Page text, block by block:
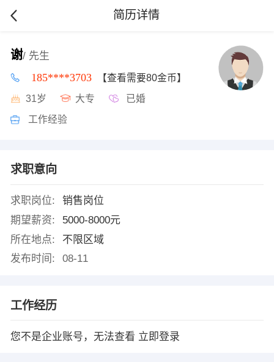
简历详情
谢/ 先生
185****3703 【查看需要80金币】
31岁 大专 已婚
工作经验
求职意向
求职岗位:
销售岗位
期望薪资:
5000-8000元
所在地点:
不限区域
发布时间:
08-11
工作经历
您不是企业账号，无法查看 立即登录